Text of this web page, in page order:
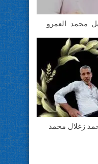
زغلال محمد